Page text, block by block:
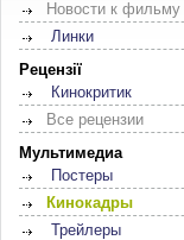
Новости к фильму
Линки
Рецензії
Кинокритик
Все рецензии
Мультимедиа
Постеры
Кинокадры
Трейлеры